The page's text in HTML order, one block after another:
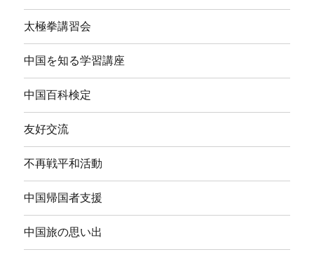
太極拳講習会
中国を知る学習講座
中国百科検定
友好交流
不再戦平和活動
中国帰国者支援
中国旅の思い出